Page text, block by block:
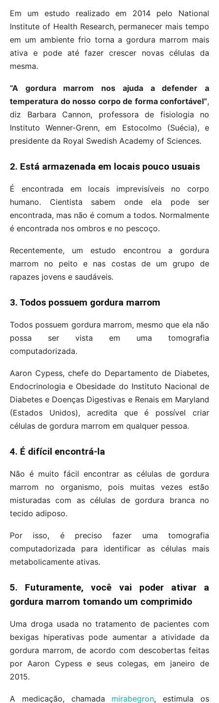
Em um estudo realizado em 2014 pelo National
Institute of Health Research, permanecer mais tempo
em um ambiente frio torna a gordura marrom mais
ativa e pode até fazer crescer novas células da
mesma.
“A gordura marrom nos ajuda a defender a
temperatura do nosso corpo de forma confortável”,
diz Barbara Cannon, professora de fisiologia no
Instituto Wenner-Grenn, em Estocolmo (Suécia), e
presidente da Royal Swedish Academy of Sciences.
2. Está armazenada em locais pouco usuais
É encontrada em locais imprevisíveis no corpo
humano. Cientista sabem onde ela pode ser
encontrada, mas não é comum a todos. Normalmente
é encontrada nos ombros e no pescoço.
Recentemente, um estudo encontrou a gordura
marrom no peito e nas costas de um grupo de
rapazes jovens e saudáveis.
3. Todos possuem gordura marrom
Todos possuem gordura marrom, mesmo que ela não
possa ser vista em uma tomografia
computadorizada.
Aaron Cypess, chefe do Departamento de Diabetes,
Endocrinologia e Obesidade do Instituto Nacional de
Diabetes e Doenças Digestivas e Renais em Maryland
(Estados Unidos), acredita que é possível criar
células de gordura marrom em qualquer pessoa.
4. É difícil encontrá-la
Não é muito fácil encontrar as células de gordura
marrom no organismo, pois muitas vezes estão
misturadas com as células de gordura branca no
tecido adiposo.
Por isso, é preciso fazer uma tomografia
computadorizada para identificar as células mais
metabolicamente ativas.
5. Futuramente, você vai poder ativar a
gordura marrom tomando um comprimido
Uma droga usada no tratamento de pacientes com
bexigas hiperativas pode aumentar a atividade da
gordura marrom, de acordo com descobertas feitas
por Aaron Cypess e seus colegas, em janeiro de
2015.
A medicação, chamada mirabegron, estimula os